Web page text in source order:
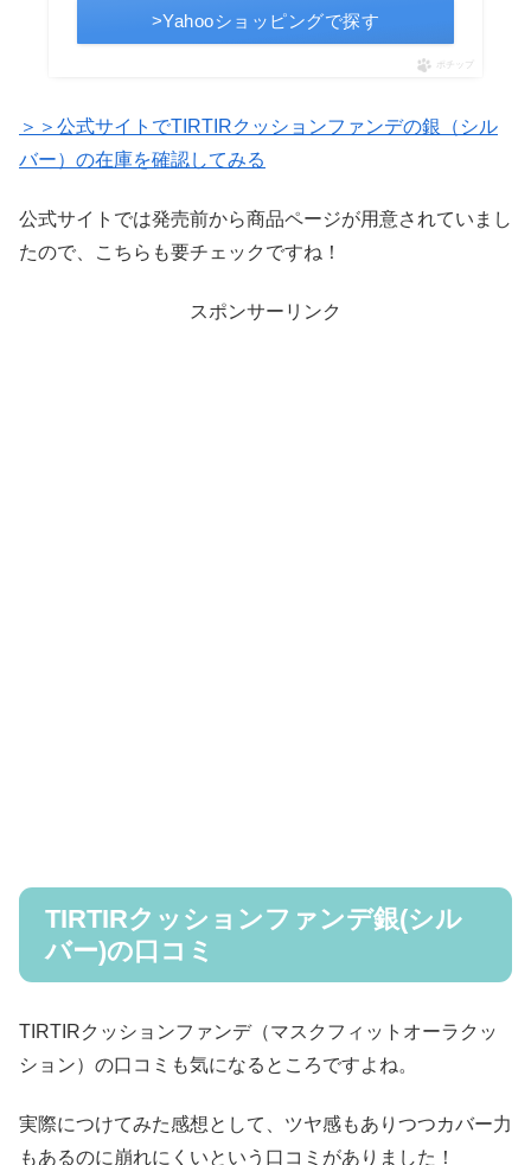
>Yahooショッピングで探す
ポチップ
＞＞公式サイトでTIRTIRクッションファンデの銀（シル
バー）の在庫を確認してみる
公式サイトでは発売前から商品ページが用意されていまし
たので、こちらも要チェックですね！
スポンサーリンク
TIRTIRクッションファンデ銀(シル
バー)の口コミ
TIRTIRクッションファンデ（マスクフィットオーラクッ
ション）の口コミも気になるところですよね。
実際につけてみた感想として、ツヤ感もありつつカバー力
もあるのに崩れにくいという口コミがありました！